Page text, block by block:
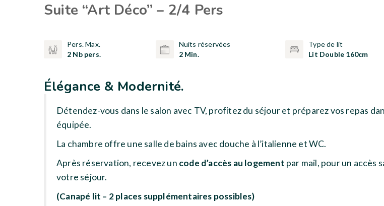
Suite “Art Déco” – 2/4 Pers
Pers. Max.
2 Nb pers.
Nuits réservées
2 Min.
Type de lit
Lit Double 160cm
Élégance & Modernité.
Détendez-vous dans le salon avec TV, profitez du séjour et préparez vos repas
équipée.
La chambre offre une salle de bains avec douche à l’italienne et WC.
Après réservation, recevez un code d’accès au logement par mail, pour un accès
votre séjour.
(Canapé lit – 2 places supplémentaires possibles)